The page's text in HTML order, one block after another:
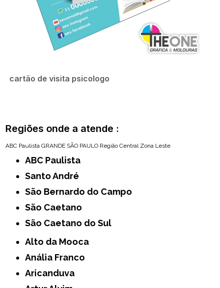
cartão de visita psicologo
Regiões onde a atende :
ABC Paulista GRANDE SÃO PAULO Região Central Zona Leste
ABC Paulista
Santo André
São Bernardo do Campo
São Caetano
São Caetano do Sul
Alto da Mooca
Anália Franco
Aricanduva